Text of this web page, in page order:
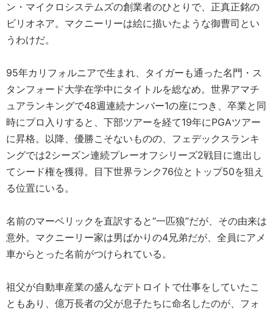
ン・マイクロシステムズの創業者のひとりで、正真正銘の
ビリオネア。マクニーリーは絵に描いたような御曹司とい
うわけだ。
95年カリフォルニアで生まれ、タイガーも通った名門・ス
タンフォード大学在学中にタイトルを総なめ。世界アマチ
ュアランキングで48週連続ナンバー1の座につき、卒業と同
時にプロ入りすると、下部ツアーを経て19年にPGAツアー
に昇格。以降、優勝こそないものの、フェデックスランキ
ングでは2シーズン連続プレーオフシリーズ2戦目に進出し
てシード権を獲得。目下世界ランク76位とトップ50を狙え
る位置にいる。
名前のマーベリックを直訳すると“一匹狼”だが、その由来は
意外。マクニーリー家は男ばかりの4兄弟だが、全員にアメ
車からとった名前がつけられている。
祖父が自動車産業の盛んなデトロイトで仕事をしていたこ
ともあり、億万長者の父が息子たちに命名したのが、フォ